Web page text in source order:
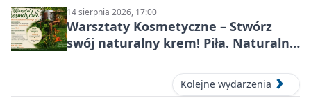
14 sierpnia 2026, 17:00
Warsztaty Kosmetyczne – Stwórz
swój naturalny krem! Piła. Naturalna
Kolejne wydarzenia